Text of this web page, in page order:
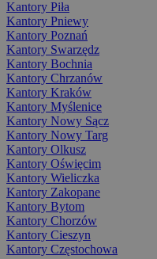
Kantory Piła
Kantory Pniewy
Kantory Poznań
Kantory Swarzędz
Kantory Bochnia
Kantory Chrzanów
Kantory Kraków
Kantory Myślenice
Kantory Nowy Sącz
Kantory Nowy Targ
Kantory Olkusz
Kantory Oświęcim
Kantory Wieliczka
Kantory Zakopane
Kantory Bytom
Kantory Chorzów
Kantory Cieszyn
Kantory Częstochowa